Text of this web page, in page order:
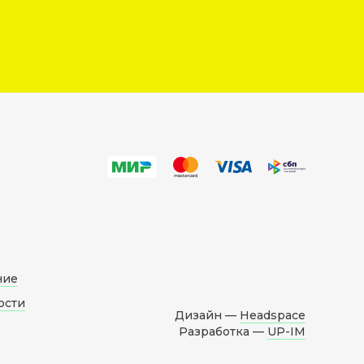
Дизайн — Headspace
Разработка — UP-IM